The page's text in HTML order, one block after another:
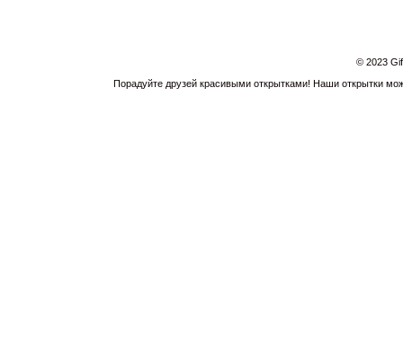
© 2023
Порадуйте друзей красивыми открытками! Наши открытки